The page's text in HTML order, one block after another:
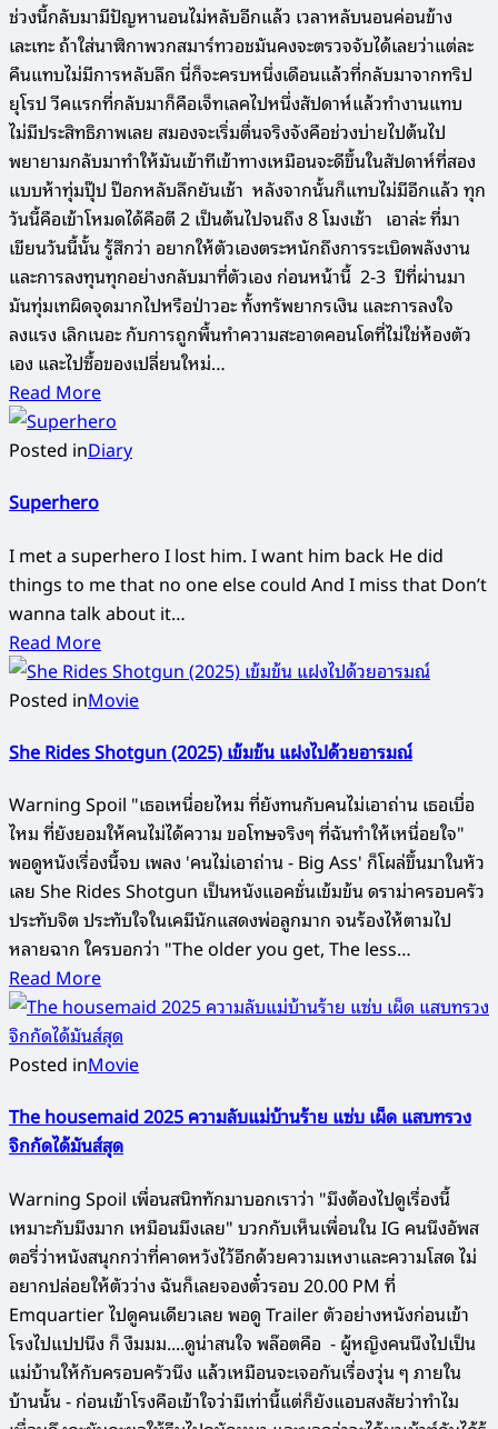
ช่วงนี้กลับมามีปัญหานอนไม่หลับอีกแล้ว เวลาหลับนอนค่อนข้าง
เละเทะ ถ้าใส่นาฬิกาพวกสมาร์ทวอชมันคงจะตรวจจับได้เลยว่าแต่ละ
คืนแทบไม่มีการหลับลึก นี่ก็จะครบหนึ่งเดือนแล้วที่กลับมาจากทริป
ยุโรป วีคแรกที่กลับมาก็คือเจ็ทเลคไปหนึ่งสัปดาห์แล้วทำงานแทบ
ไม่มีประสิทธิภาพเลย สมองจะเริ่มตื่นจริงจังคือช่วงบ่ายไปต้นไป
พยายามกลับมาทำให้มันเข้าทีเข้าทางเหมือนจะดีขึ้นในสัปดาห์ที่สอง
แบบห้าทุ่มปุ๊ป ป๊อกหลับลึกยันเช้า หลังจากนั้นก็แทบไม่มีอีกแล้ว ทุก
วันนี้คือเข้าโหมดได้คือตี 2 เป็นต้นไปจนถึง 8 โมงเช้า เอาล่ะ ที่มา
เขียนวันนี้นั้น รู้สึกว่า อยากให้ตัวเองตระหนักถึงการระเบิดพลังงาน
และการลงทุนทุกอย่างกลับมาที่ตัวเอง ก่อนหน้านี้ 2-3 ปีที่ผ่านมา
มันทุ่มเทผิดจุดมากไปหรือป่าวอะ ทั้งทรัพยากรเงิน และการลงใจ
ลงแรง เลิกเนอะ กับการถูกพื้นทำความสะอาดคอนโดที่ไม่ใช่ห้องตัว
เอง และไปซื้อของเปลี่ยนใหม่…
Read More
Posted inDiary
Superhero
I met a superhero I lost him. I want him back He did
things to me that no one else could And I miss that Don’t
wanna talk about it…
Read More
Posted inMovie
She Rides Shotgun (2025) เข้มข้น แฝงไปด้วยอารมณ์
Warning Spoil "เธอเหนื่อยไหม ที่ยังทนกับคนไม่เอาถ่าน เธอเบื่อ
ไหม ที่ยังยอมให้คนไม่ได้ความ ขอโทษจริงๆ ที่ฉันทำให้เหนื่อยใจ"
พอดูหนังเรื่องนี้จบ เพลง 'คนไม่เอาถ่าน - Big Ass' ก็โผล่ขึ้นมาในหัว
เลย She Rides Shotgun เป็นหนังแอคชั่นเข้มข้น ดราม่าครอบครัว
ประทับจิต ประทับใจในเคมีนักแสดงพ่อลูกมาก จนร้องไห้ตามไป
หลายฉาก ใครบอกว่า "The older you get, The less…
Read More
Posted inMovie
The housemaid 2025 ความลับแม่บ้านร้าย แซ่บ เผ็ด แสบทรวง
จิกกัดได้มันส์สุด
Warning Spoil เพื่อนสนิททักมาบอกเราว่า "มึงต้องไปดูเรื่องนี้
เหมาะกับมึงมาก เหมือนมึงเลย" บวกกับเห็นเพื่อนใน IG คนนึงอัพส
ตอรี่ว่าหนังสนุกกว่าที่คาดหวังไว้อีกด้วยความเหงาและความโสด ไม่
อยากปล่อยให้ตัวว่าง ฉันก็เลยจองตั๋วรอบ 20.00 PM ที่
Emquartier ไปดูคนเดียวเลย พอดู Trailer ตัวอย่างหนังก่อนเข้า
โรงไปแปปนึง ก็ งืมมม....ดูน่าสนใจ พล๊อตคือ - ผู้หญิงคนนึงไปเป็น
แม่บ้านให้กับครอบครัวนึง แล้วเหมือนจะเจอกันเรื่องวุ่น ๆ ภายใน
บ้านนั้น - ก่อนเข้าโรงคือเข้าใจว่ามีเท่านี้แต่ก็ยังแอบสงสัยว่าทำไม